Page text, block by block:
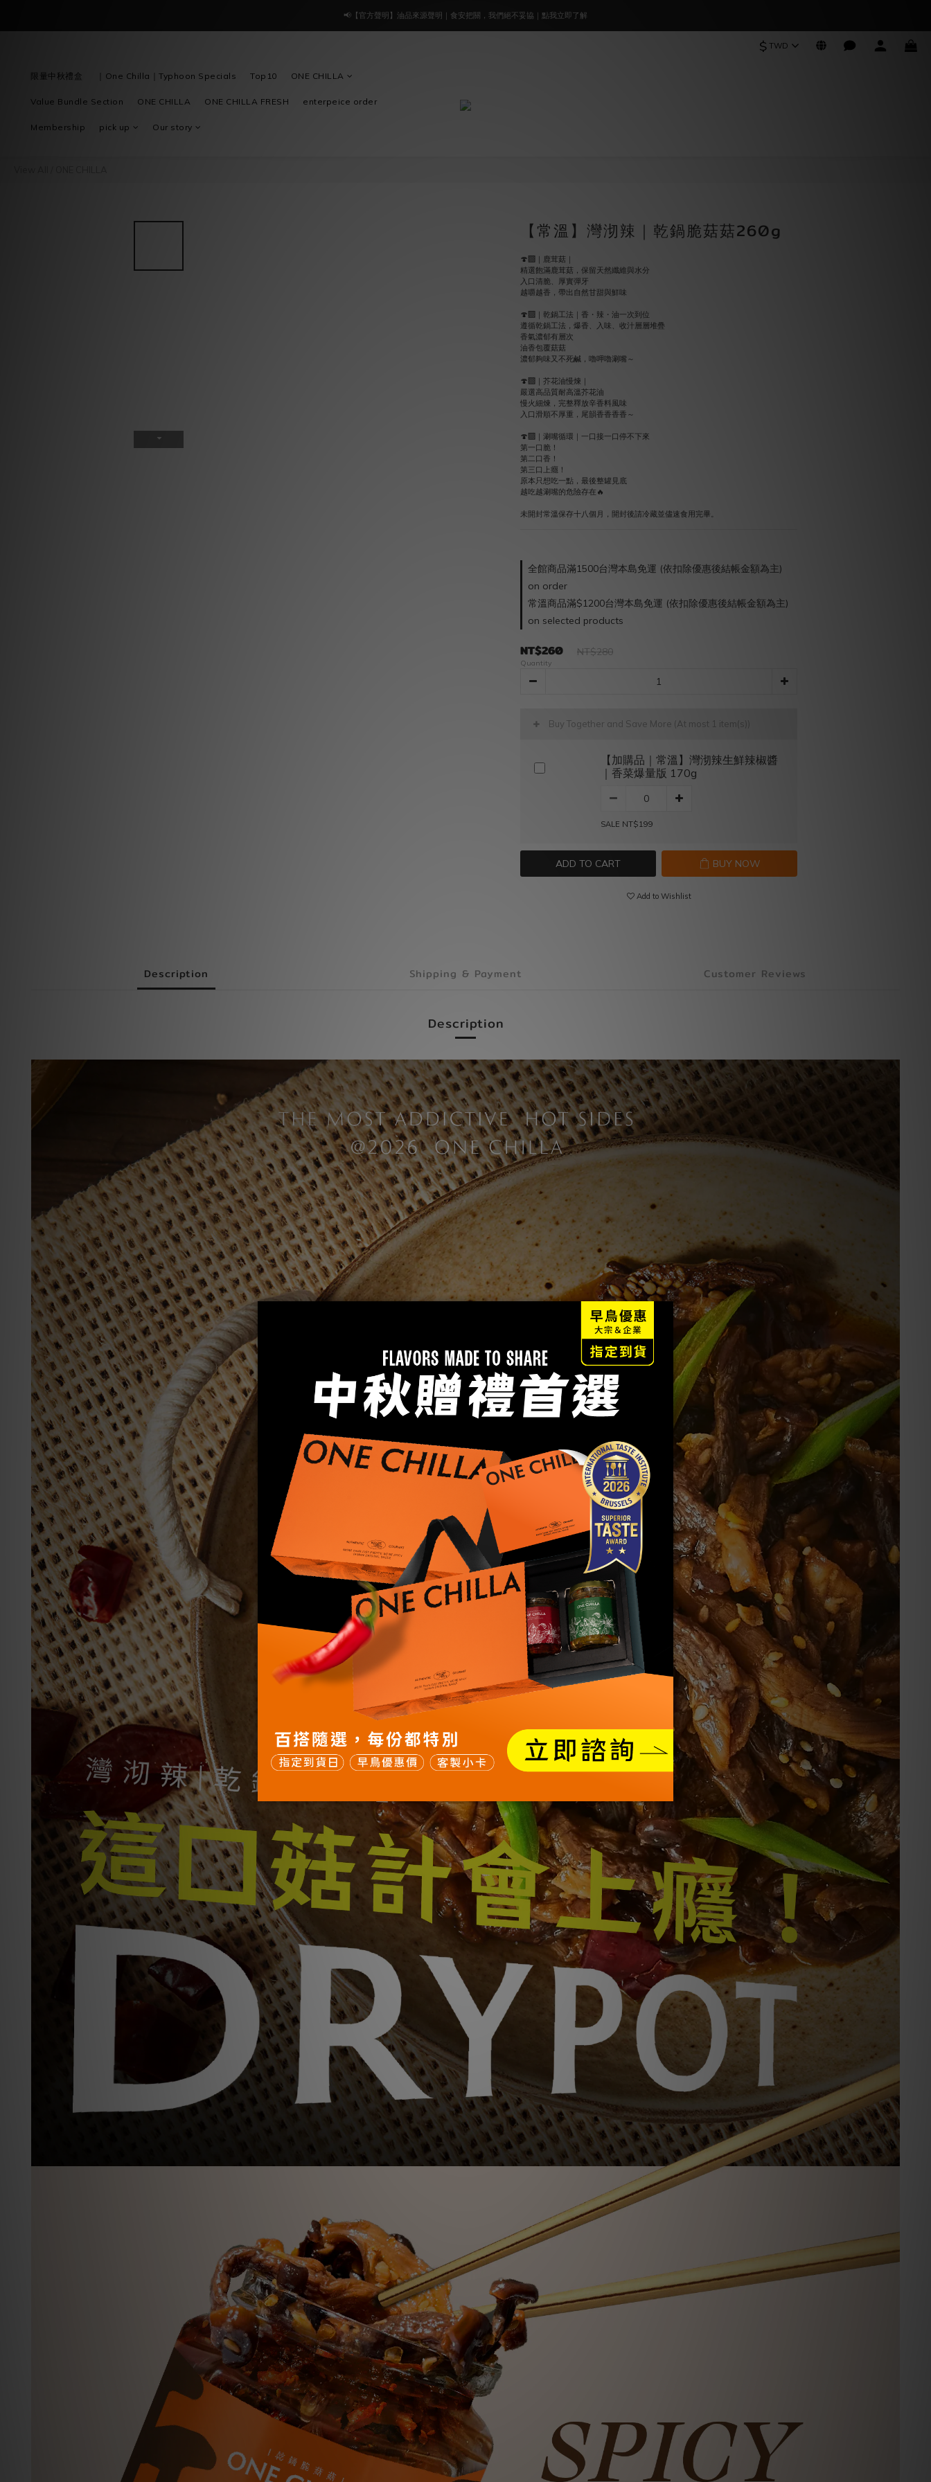
🔥 好評延長7/31止｜凡選購指定「蔥鹽優惠組合」免湊$1500，下單即免運！
🔥 好評延長7/31止｜凡選購指定「蔥鹽優惠組合」免湊$1500，下單即免運！
📢【官方聲明】油品來源聲明｜食安把關，我們絕不妥協｜點我立即了解
🔥 好評延長7/31止｜凡選購指定「蔥鹽優惠組合」免湊$1500，下單即免運！
$ TWD
限量中秋禮盒 ｜One Chilla｜Typhoon Specials Top10 ONE CHILLA
Value Bundle Section ONE CHILLA ONE CHILLA FRESH enterpeice order
Membership pick up Our story
【常溫】灣沏辣｜乾鍋脆菇菇260g
🍄‍🟫｜鹿茸菇｜
精選飽滿鹿茸菇，保留天然纖維與水分
入口清脆、厚實彈牙
越嚼越香，帶出自然甘甜與鮮味
🍄‍🟫｜乾鍋工法｜香・辣・油一次到位
遵循乾鍋工法，爆香、入味、收汁層層堆疊
香氣濃郁有層次
油香包覆菇菇
濃郁夠味又不死鹹，嚕呷嚕涮嘴～
🍄‍🟫｜芥花油慢煉｜
嚴選高品質耐高溫芥花油
慢火細煉，完整釋放辛香料風味
入口滑順不厚重，尾韻香香香香～
🍄‍🟫｜涮嘴循環｜一口接一口停不下來
第一口脆！
第二口香！
第三口上癮！
原本只想吃一點，最後整罐見底
越吃越涮嘴的危險存在🔥
未開封常溫保存十八個月，開封後請冷藏並儘速食用完畢。
全館商品滿1500台灣本島免運 (依扣除優惠後結帳金額為主)
on order
常溫商品滿$1200台灣本島免運 (依扣除優惠後結帳金額為主)
on selected products
NT$260 NT$280
Quantity
Buy Together and Save More (At most 1 item(s))
【加購品｜常溫】灣沏辣生鮮辣椒醬
｜香菜爆量版 170g
SALE NT$199
ADD TO CART BUY NOW
Add to Wishlist
Description Shipping & Payment Customer Reviews
Description